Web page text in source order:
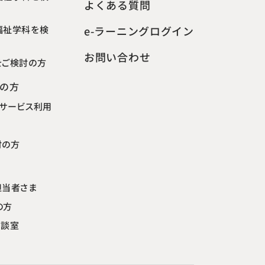
学科を検
検討の方
方
ービス利用
方
者さま
方
室
よくある質問
e-ラーニングログイン
お問い合わせ